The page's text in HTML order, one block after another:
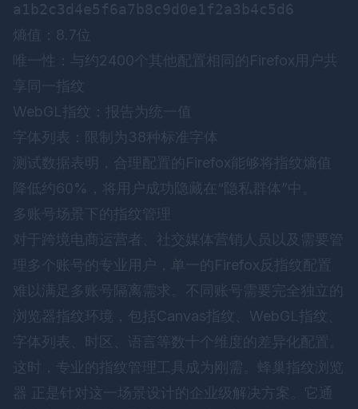
a1b2c3d4e5f6a7b8c9d0e1f2a3b4c5d6
熵值：8.7位
唯一性：与约2400个其他配置相同的Firefox用户共
享同一指纹
WebGL指纹：报告为统一值
字体列表：限制为38种标准字体
测试数据表明，合理配置的Firefox能够将指纹熵值
降低约60%，将用户成功隐藏在“隐私群体”中。
多账号场景下的指纹管理
对于跨境电商运营者、社交媒体营销人员以及需要管
理多个账号的专业用户，单一的Firefox反指纹配置
难以满足多账号隔离需求。不同账号需要完全独立的
浏览器指纹环境，包括Canvas指纹、WebGL指纹、
字体列表、时区、语言等数十个维度的差异化配置。
这时，专业的指纹管理工具成为刚需。
蜂巢指纹浏览
器 正是针对这一场景设计的企业级解决方案。它通